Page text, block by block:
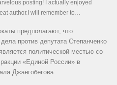
posting! I actually enjoyed
author.I will remember to…
предполагают, что
против депутата Степанченко
политической местью со
«Единой России» в
Джангобегова